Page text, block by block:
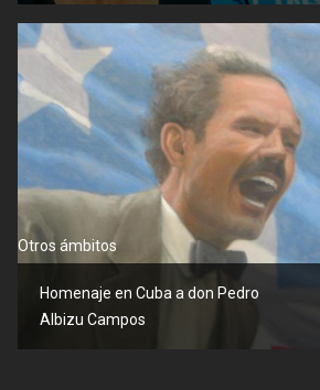
Otros ámbitos
Homenaje en Cuba a don Pedro
Albizu Campos